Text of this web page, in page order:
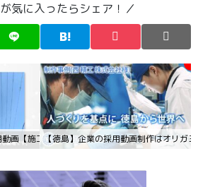
気に入ったらシェア！／
【徳島】企業の採用動画制作はオリガ
画【施工スタッフ（正社員）】